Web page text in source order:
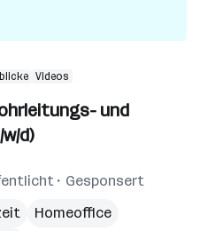
Videos
und
d)
Gesponsert
Homeoffice